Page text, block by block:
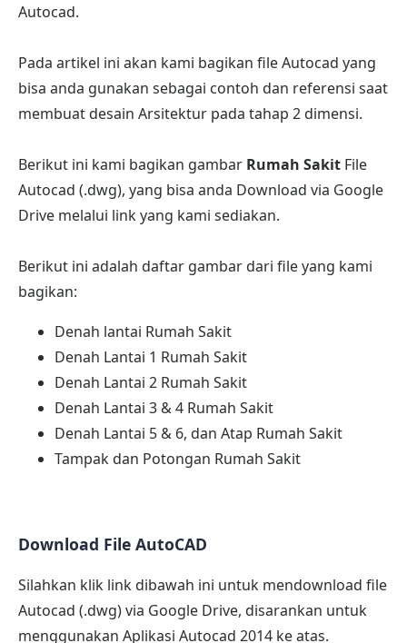
Autocad.
Pada artikel ini akan kami bagikan file Autocad yang
bisa anda gunakan sebagai contoh dan referensi saat
membuat desain Arsitektur pada tahap 2 dimensi.
Berikut ini kami bagikan gambar Rumah Sakit File
Autocad (.dwg), yang bisa anda Download via Google
Drive melalui link yang kami sediakan.
Berikut ini adalah daftar gambar dari file yang kami
bagikan:
Denah lantai Rumah Sakit
Denah Lantai 1 Rumah Sakit
Denah Lantai 2 Rumah Sakit
Denah Lantai 3 & 4 Rumah Sakit
Denah Lantai 5 & 6, dan Atap Rumah Sakit
Tampak dan Potongan Rumah Sakit
Download File AutoCAD
Silahkan klik link dibawah ini untuk mendownload file
Autocad (.dwg) via Google Drive, disarankan untuk
menggunakan Aplikasi Autocad 2014 ke atas.